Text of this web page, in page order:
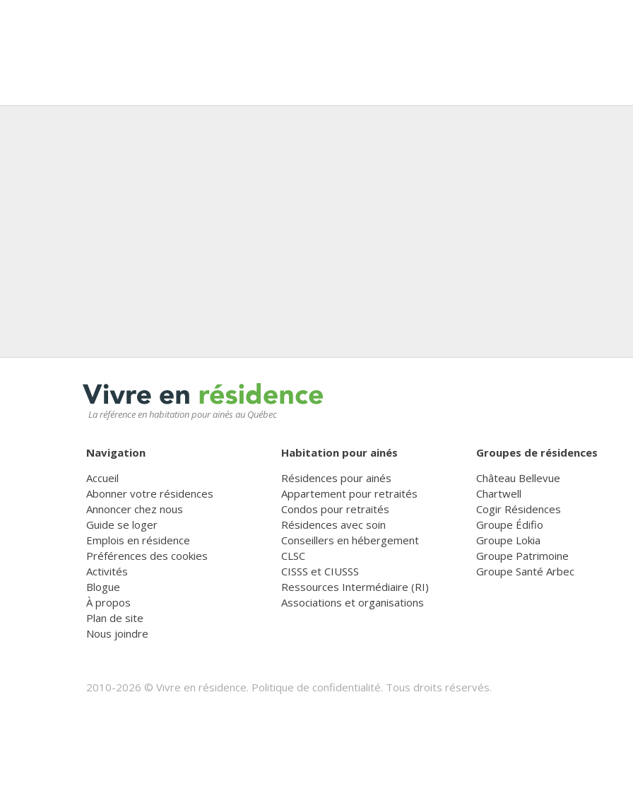
La référence en habitation pour ainés au Québec
Navigation
Accueil
Abonner votre résidences
Annoncer chez nous
Guide se loger
Emplois en résidence
Préférences des cookies
Activités
Blogue
À propos
Plan de site
Nous joindre
Habitation pour ainés
Résidences pour ainés
Appartement pour retraités
Condos pour retraités
Résidences avec soin
Conseillers en hébergement
CLSC
CISSS et CIUSSS
Ressources Intermédiaire (RI)
Associations et organisations
Groupes de résidences
Château Bellevue
Chartwell
Cogir Résidences
Groupe Édifio
Groupe Lokia
Groupe Patrimoine
Groupe Santé Arbec
2010-2026 © Vivre en résidence. Politique de confidentialité. Tous droits réservés.